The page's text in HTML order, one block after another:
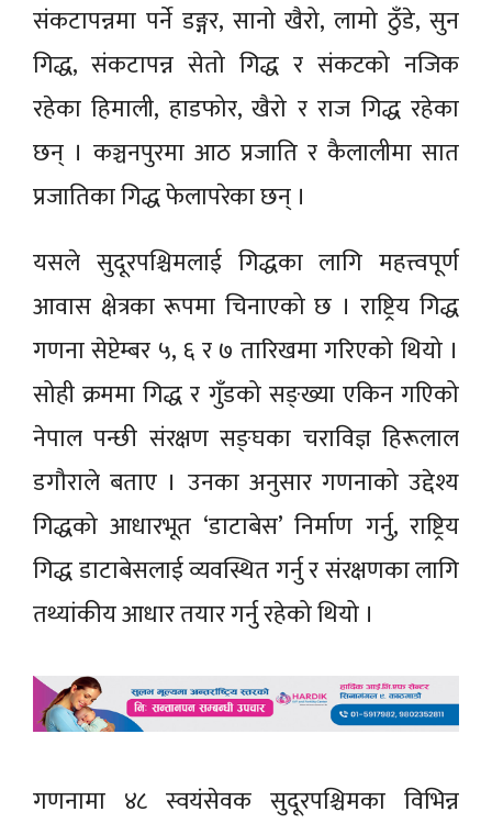
संकटापन्नमा पर्ने डङ्गर, सानो खैरो, लामो ठुँडे, सुन
गिद्ध, संकटापन्न सेतो गिद्ध र संकटको नजिक
रहेका हिमाली, हाडफोर, खैरो र राज गिद्ध रहेका
छन् । कञ्चनपुरमा आठ प्रजाति र कैलालीमा सात
प्रजातिका गिद्ध फेलापरेका छन् ।
यसले सुदूरपश्चिमलाई गिद्धका लागि महत्त्वपूर्ण
आवास क्षेत्रका रूपमा चिनाएको छ । राष्ट्रिय गिद्ध
गणना सेप्टेम्बर ५, ६ र ७ तारिखमा गरिएको थियो ।
सोही क्रममा गिद्ध र गुँडको सङ्ख्या एकिन गएिको
नेपाल पन्छी संरक्षण सङ्घका चराविज्ञ हिरूलाल
डगौराले बताए । उनका अनुसार गणनाको उद्देश्य
गिद्धको आधारभूत ‘डाटाबेस’ निर्माण गर्नु, राष्ट्रिय
गिद्ध डाटाबेसलाई व्यवस्थित गर्नु र संरक्षणका लागि
तथ्यांकीय आधार तयार गर्नु रहेको थियो ।
गणनामा ४८ स्वयंसेवक सुदूरपश्चिमका विभिन्न